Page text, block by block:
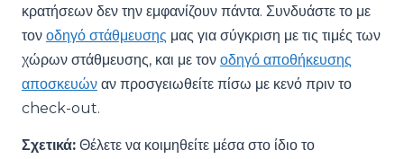
κρατήσεων δεν την εμφανίζουν πάντα. Συνδυάστε το με
τον οδηγό στάθμευσης μας για σύγκριση με τις τιμές των
χώρων στάθμευσης, και με τον οδηγό αποθήκευσης
αποσκευών αν προσγειωθείτε πίσω με κενό πριν το
check-out.
Σχετικά: Θέλετε να κοιμηθείτε μέσα στο ίδιο το